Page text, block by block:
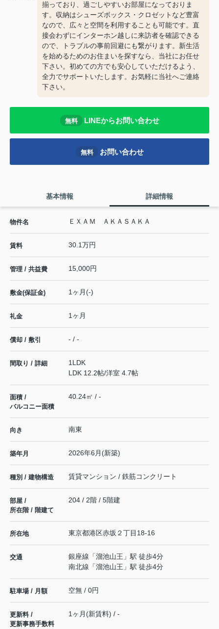
揃っており、過ごしやすいお部屋になっておりま
す。収納はシューズボックス・クロゼットなど豊富
なので、広々と空間を利用することも可能です。直
接会わずにインターホン越しに来訪者を確認できる
ので、トラブルの事前回避にも繋がります。新生活
を始めるためのお住まいを探すなら、当社にお任せ
下さい。初めての方でも安心していただけるよう、
全力でサポートいたします。お気軽に当社へご連絡
下さい。
無料 LINEからお問い合わせ
無料 お問い合わせ
基本情報 詳細情報
物件名 ＥＸＡＭ ＡＫＡＳＡＫＡ
賃料 30.1万円
管理 / 共益費 15,000円
敷金(保証金) 1ヶ月(-)
礼金 1ヶ月
償却 / 敷引 - / -
間取り / 詳細
1LDK
LDK 12.2帖/洋室 4.7帖
面積 /
バルコニー面積
40.24㎡ / -
向き 南東
築年月 2026年6月(新築)
種別 / 建物構造 賃貸マンション / 鉄筋コンクリート
部屋 /
所在階 / 階建て
204 / 2階 / 5階建
所在地 東京都港区赤坂 ２丁目18-16
交通 銀座線 「溜池山王 」駅 徒歩4分
南北線 「溜池山王 」駅 徒歩4分
駐車場 / 月額 空無 / 0円
更新料 /
更新事務手数料
1ヶ月(新賃料) / -